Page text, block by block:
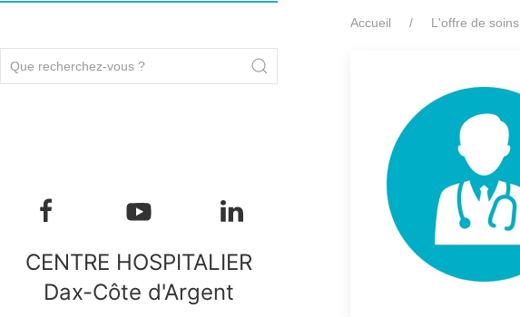
CENTRE HOSPITALIER
Dax-Côte d'Argent
Accueil L'offre de soins